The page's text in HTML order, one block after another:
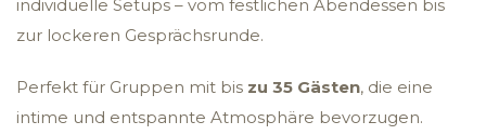
individuelle Setups – vom festlichen Abendessen bis
zur lockeren Gesprächsrunde.
Perfekt für Gruppen mit bis zu 35 Gästen, die eine
intime und entspannte Atmosphäre bevorzugen.